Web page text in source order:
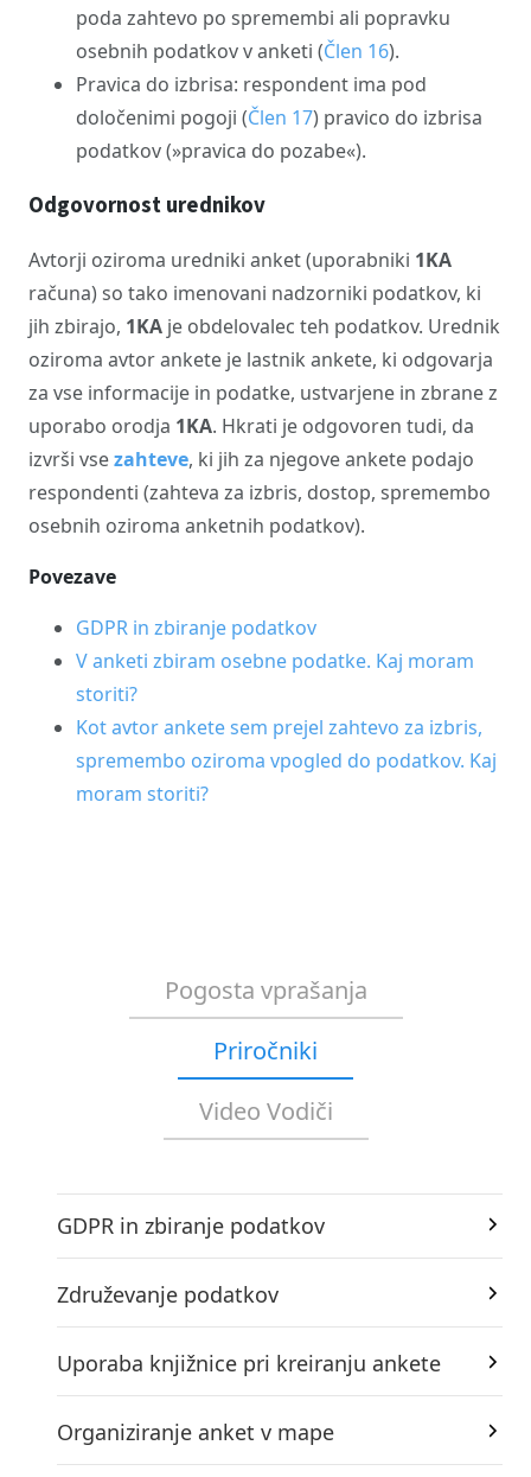
poda zahtevo po spremembi ali popravku
osebnih podatkov v anketi (Člen 16).
Pravica do izbrisa: respondent ima pod
določenimi pogoji (Člen 17) pravico do izbrisa
podatkov (»pravica do pozabe«).
Odgovornost urednikov
Avtorji oziroma uredniki anket (uporabniki 1KA
računa) so tako imenovani nadzorniki podatkov, ki
jih zbirajo, 1KA je obdelovalec teh podatkov. Urednik
oziroma avtor ankete je lastnik ankete, ki odgovarja
za vse informacije in podatke, ustvarjene in zbrane z
uporabo orodja 1KA. Hkrati je odgovoren tudi, da
izvrši vsezahteve, ki jih za njegove ankete podajo
respondenti (zahteva za izbris, dostop, spremembo
osebnih oziroma anketnih podatkov).
Povezave
GDPR in zbiranje podatkov
V anketi zbiram osebne podatke. Kaj moram
storiti?
Kot avtor ankete sem prejel zahtevo za izbris,
spremembo oziroma vpogled do podatkov. Kaj
moram storiti?
Pogosta vprašanja
Priročniki
Video Vodiči
GDPR in zbiranje podatkov
Združevanje podatkov
Uporaba knjižnice pri kreiranju ankete
Organiziranje anket v mape